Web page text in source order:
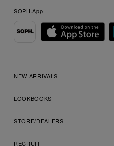
SOPH.App
NEW ARRIVALS
LOOKBOOKS
STORE/DEALERS
RECRUIT